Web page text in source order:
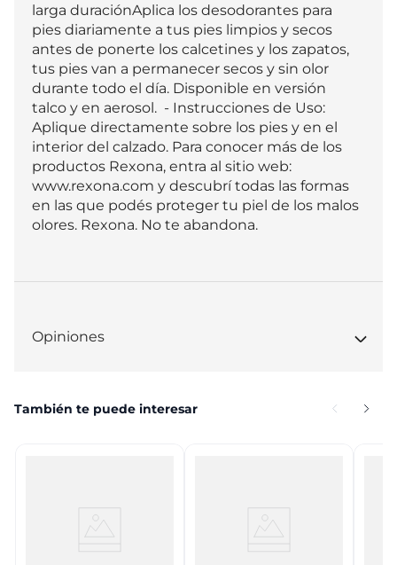
larga duraciónAplica los desodorantes para
pies diariamente a tus pies limpios y secos
antes de ponerte los calcetines y los zapatos,
tus pies van a permanecer secos y sin olor
durante todo el día. Disponible en versión
talco y en aerosol.  - Instrucciones de Uso:
Aplique directamente sobre los pies y en el
interior del calzado. Para conocer más de los
productos Rexona, entra al sitio web:
www.rexona.com y descubrí todas las formas
en las que podés proteger tu piel de los malos
olores. Rexona. No te abandona.
Opiniones
También te puede interesar